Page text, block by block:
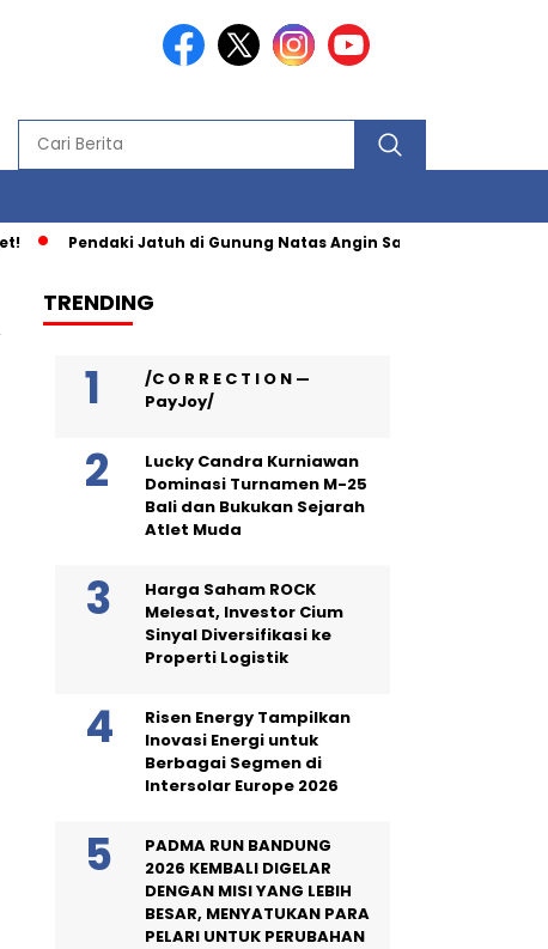
Pendaki Jatuh di Gunung Natas Angin Saat Turun Lewat
TRENDING
/C O R R E C T I O N —
PayJoy/
Lucky Candra Kurniawan
Dominasi Turnamen M-25
Bali dan Bukukan Sejarah
Atlet Muda
Harga Saham ROCK
Melesat, Investor Cium
Sinyal Diversifikasi ke
Properti Logistik
Risen Energy Tampilkan
Inovasi Energi untuk
Berbagai Segmen di
Intersolar Europe 2026
PADMA RUN BANDUNG
2026 KEMBALI DIGELAR
DENGAN MISI YANG LEBIH
BESAR, MENYATUKAN PARA
PELARI UNTUK PERUBAHAN